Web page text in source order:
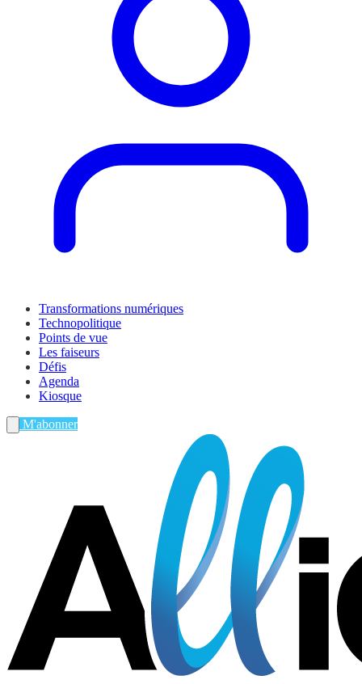
Transformations numériques
Technopolitique
Points de vue
Les faiseurs
Défis
Agenda
Kiosque
M'abonner